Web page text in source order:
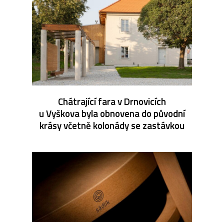
Chátrající fara v Drnovicích
u Vyškova byla obnovena do původní
krásy včetně kolonády se zastávkou